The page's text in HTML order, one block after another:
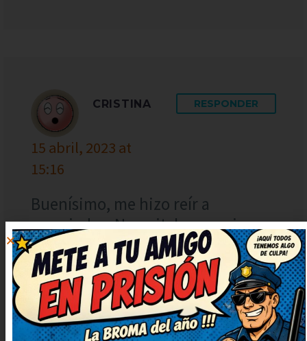
CRISTINA
15 abril, 2023 at
15:16
RESPONDER
Buenísimo, me hizo reír a
carcajadas. Necesitaba una risa
así, gracias por publicarlo. Lo voy
a compartir con mis amigos para
que se rían también. ¡Más de
estos, por favor! Me alegran el día.